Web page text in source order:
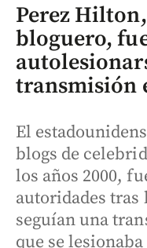
Perez
bloguero,
transmisión
El
blogs de
los años 2000,
autoridades tras
seguían una
que se